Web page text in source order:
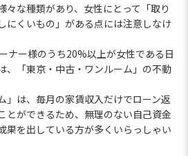
々な種類があり、女性にとって「取り
にくいもの」がある点には注意しなけ
ナー様のうち20%以上が女性である日
、「東京・中古・ワンルーム」の不動
」は、毎月の家賃収入だけでローン返
とができるため、無理のない自己資金
果を出している方が多くいらっしゃい